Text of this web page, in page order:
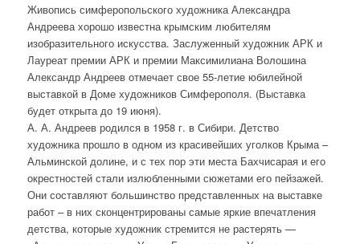
Живопись симферопольского художника Александра
Андреева хорошо известна крымским любителям
изобразительного искусства. Заслуженный художник АРК и
Лауреат премии АРК и премии Максимилиана Волошина
Александр Андреев отмечает свое 55-летие юбилейной
выставкой в Доме художников Симферополя. (Выставка
будет открыта до 19 июня).
А. А. Андреев родился в 1958 г. в Сибири. Детство
художника прошло в одном из красивейших уголков Крыма –
Альминской долине, и с тех пор эти места Бахчисарая и его
окрестностей стали излюбленными сюжетами его пейзажей.
Они составляют большинство представленных на выставке
работ – в них сконцентрированы самые яркие впечатления
детства, которые художник стремится не растерять —